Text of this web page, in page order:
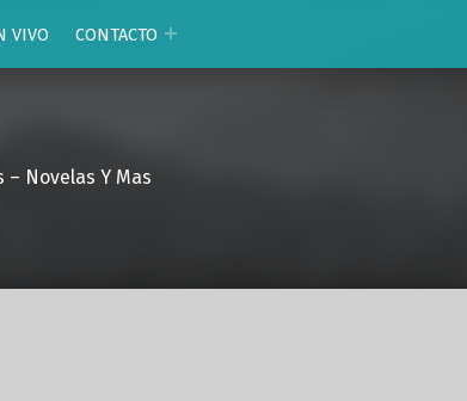
VIVO CONTACTO
– Novelas Y Mas